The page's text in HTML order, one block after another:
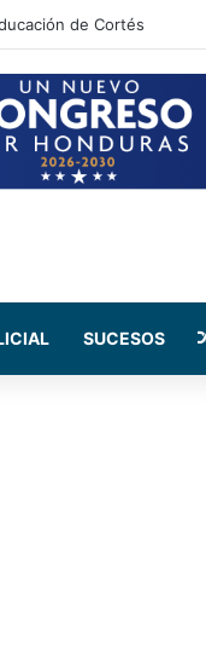
Orlando Hernández
SUCESOS